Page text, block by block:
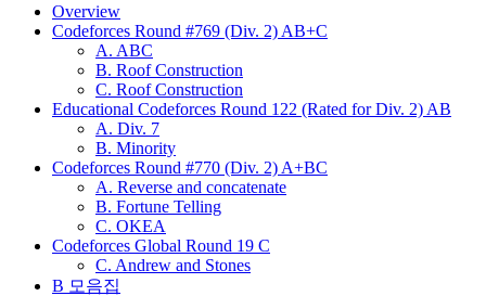
Overview
Codeforces Round #769 (Div. 2) AB+C
A. ABC
B. Roof Construction
C. Roof Construction
Educational Codeforces Round 122 (Rated for Div. 2) AB
A. Div. 7
B. Minority
Codeforces Round #770 (Div. 2) A+BC
A. Reverse and concatenate
B. Fortune Telling
C. OKEA
Codeforces Global Round 19 C
C. Andrew and Stones
B 모음집